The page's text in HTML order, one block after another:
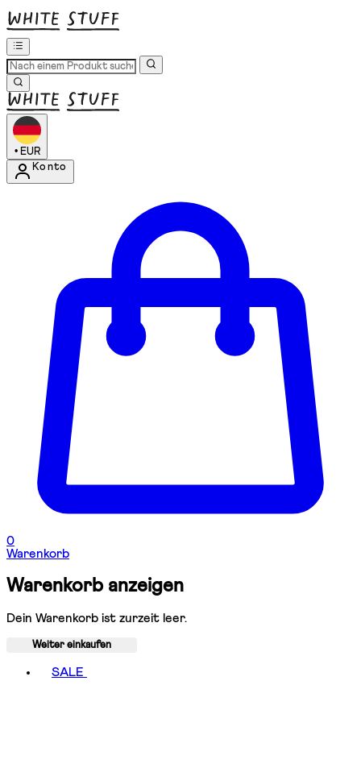
• EUR
Konto
0
Warenkorb
Warenkorb anzeigen
Dein Warenkorb ist zurzeit leer.
Weiter einkaufen
SALE